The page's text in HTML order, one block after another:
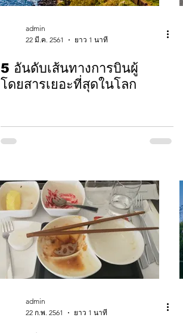
admin
22 มี.ค. 2561
ยาว 1 นาที
5 อันดับเส้นทางการบินผู้
โดยสารเยอะที่สุดในโลก
admin
22 ก.พ. 2561
ยาว 1 นาที